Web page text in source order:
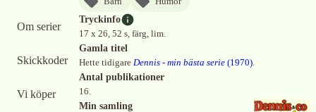
Om serier
Skickkoder
Vi köper
Tryckinfo
17 x 26, 52 s, färg, lim.
Gamla titel
Hette tidigare Dennis - min bästa serie (1970).
Antal publikationer
16.
Min samling